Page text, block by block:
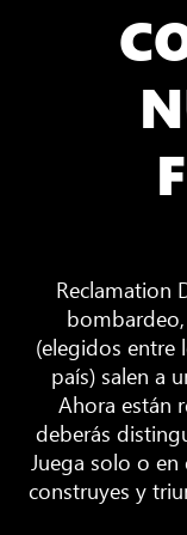
Reclamation
(elegidos entre
país) salen a
Ahora están
deberás
Juega solo o
construyes y